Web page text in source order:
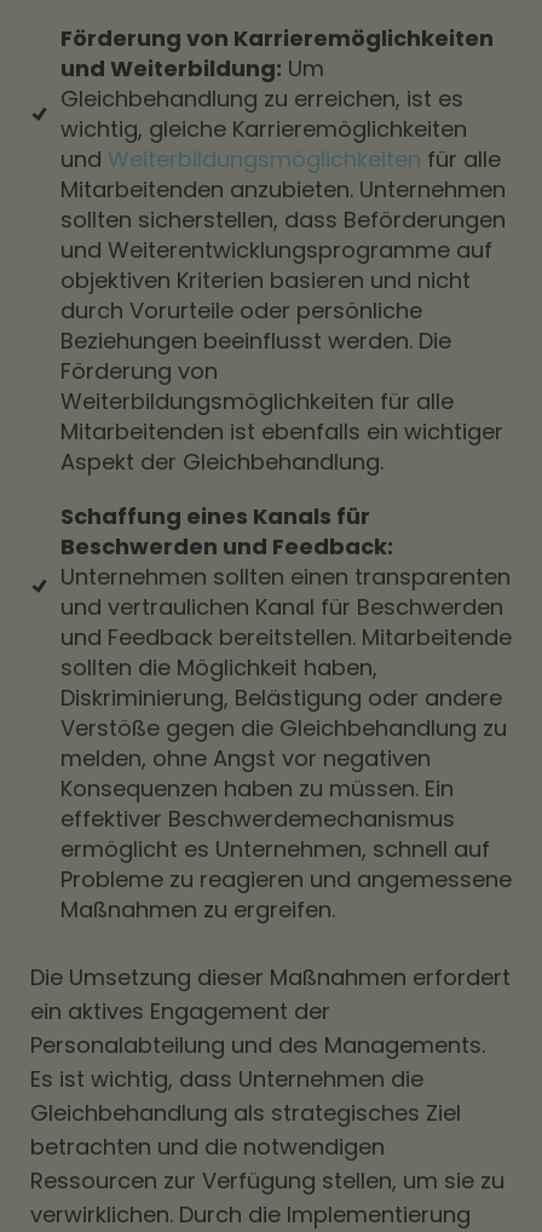
Förderung von Karrieremöglichkeiten
und Weiterbildung: Um
Gleichbehandlung zu erreichen, ist es
wichtig, gleiche Karrieremöglichkeiten
und Weiterbildungsmöglichkeiten für alle
Mitarbeitenden anzubieten. Unternehmen
sollten sicherstellen, dass Beförderungen
und Weiterentwicklungsprogramme auf
objektiven Kriterien basieren und nicht
durch Vorurteile oder persönliche
Beziehungen beeinflusst werden. Die
Förderung von
Weiterbildungsmöglichkeiten für alle
Mitarbeitenden ist ebenfalls ein wichtiger
Aspekt der Gleichbehandlung.
Schaffung eines Kanals für
Beschwerden und Feedback:
Unternehmen sollten einen transparenten
und vertraulichen Kanal für Beschwerden
und Feedback bereitstellen. Mitarbeitende
sollten die Möglichkeit haben,
Diskriminierung, Belästigung oder andere
Verstöße gegen die Gleichbehandlung zu
melden, ohne Angst vor negativen
Konsequenzen haben zu müssen. Ein
effektiver Beschwerdemechanismus
ermöglicht es Unternehmen, schnell auf
Probleme zu reagieren und angemessene
Maßnahmen zu ergreifen.
Die Umsetzung dieser Maßnahmen erfordert
ein aktives Engagement der
Personalabteilung und des Managements.
Es ist wichtig, dass Unternehmen die
Gleichbehandlung als strategisches Ziel
betrachten und die notwendigen
Ressourcen zur Verfügung stellen, um sie zu
verwirklichen. Durch die Implementierung